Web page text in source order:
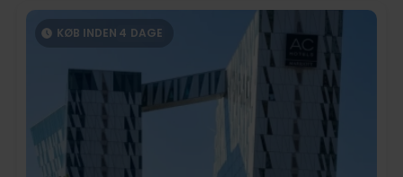
KØB INDEN 4 DAGE